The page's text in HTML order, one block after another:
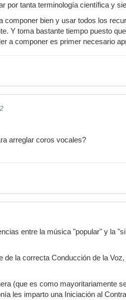
por tanta terminología científica y
componer bien y usar todos los
Y toma bastante tiempo puesto
a componer es primer necesario
arreglar coros vocales?
entre la música "popular" y la
de la correcta Conducción de la
(que es como mayoritariamente
les imparto una Iniciación al